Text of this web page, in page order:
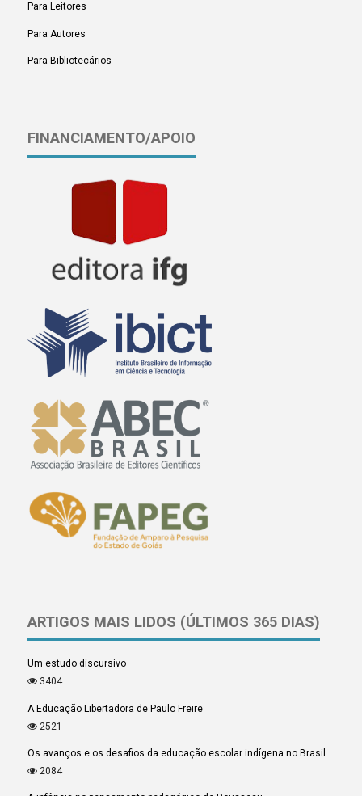
Para Leitores
Para Autores
Para Bibliotecários
FINANCIAMENTO/APOIO
ARTIGOS MAIS LIDOS (ÚLTIMOS 365 DIAS)
Um estudo discursivo
3404
A Educação Libertadora de Paulo Freire
2521
Os avanços e os desafios da educação escolar indígena no Brasil
2084